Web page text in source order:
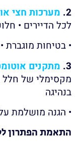
2. מערכות חצי
לכל הדיירים •
• בטיחות
3. מתקנים
מקסימלי של חלל
בנהיגה
• הגנה מושלמת
התאמת הפתרון